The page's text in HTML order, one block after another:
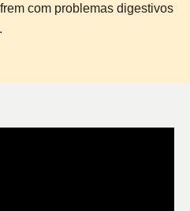
com problemas digestivos